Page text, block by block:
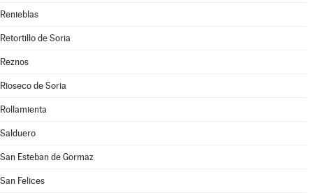
Renieblas
Retortillo de Soria
Reznos
Rioseco de Soria
Rollamienta
Salduero
San Esteban de Gormaz
San Felices